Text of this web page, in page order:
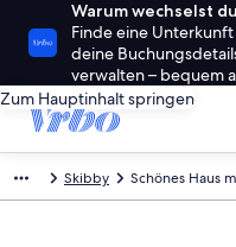
Warum wechselst
Finde eine
deine
verwalten – bequem
Zum Hauptinhalt springen
Skibby Schönes Haus